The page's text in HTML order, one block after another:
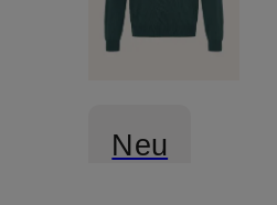
Neu